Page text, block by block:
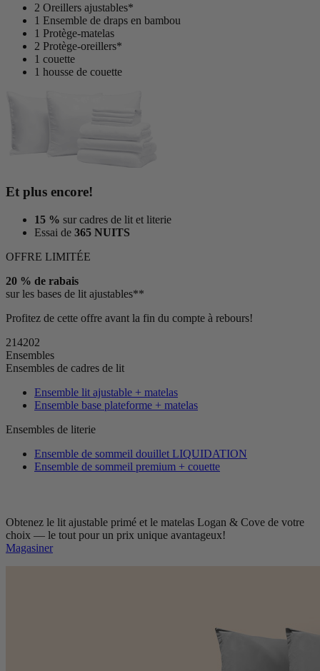
2 Oreillers ajustables*
1 Ensemble de draps en bambou
1 Protège-matelas
2 Protège-oreillers*
1 couette
1 housse de couette
Et plus encore!
15 % sur cadres de lit et literie
Essai de 365 NUITS
OFFRE LIMITÉE
20 % de rabais
sur les bases de lit ajustables**
Profitez de cette offre avant la fin du compte à rebours!
214201
Ensembles
Ensembles de cadres de lit
Ensemble lit ajustable + matelas
Ensemble base plateforme + matelas
Ensembles de literie
Ensemble de sommeil douillet LIQUIDATION
Ensemble de sommeil premium + couette
Obtenez le lit ajustable primé et le matelas Logan & Cove de votre
choix — le tout pour un prix unique avantageux!
Magasiner